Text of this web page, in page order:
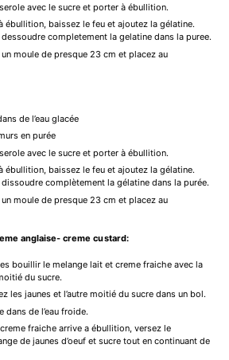
avec le sucre et porter à ébullition.
ébullition, baissez le feu et ajoutez la gélatine.
completement la gelatine dans la puree.
moule de presque 23 cm et placez au
de l’eau glacée
en purée
avec le sucre et porter à ébullition.
ébullition, baissez le feu et ajoutez la gélatine.
complètement la gélatine dans la purée.
moule de presque 23 cm et placez au
anglaise- creme custard:
bouillir le melange lait et creme fraiche avec la
du sucre.
les jaunes et l’autre moitié du sucre dans un bol.
de l’eau froide.
fraiche arrive a ébullition, versez le
de jaunes d’oeuf et sucre tout en continuant de